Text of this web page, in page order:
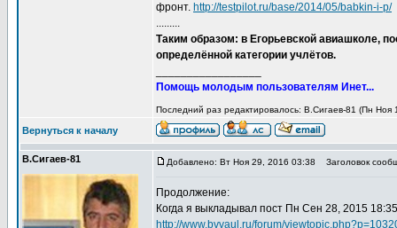
фронт. http://testpilot.ru/base/2014/05/babkin-i-p/
.........
Таким образом: в Егорьевской авиашколе,
определённой категории учлётов.
Помощь молодым пользователям Инет...
Последний раз редактировалось: В.Сигаев-81 (Пн Ноя
Вернуться к началу
В.Сигаев-81 Добавлено: Вт Ноя 29, 2016 03:38 Заголовок
Продолжение:
Когда я выкладывал пост Пн Сен 28, 2015 18:35
http://www.bvvaul.ru/forum/